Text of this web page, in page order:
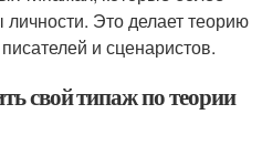
Это делает теорию
и сценаристов.
свой типаж по теории